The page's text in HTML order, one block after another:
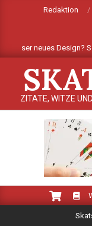
Redaktion
neues Design?
ZITATE, WITZE
Navigation